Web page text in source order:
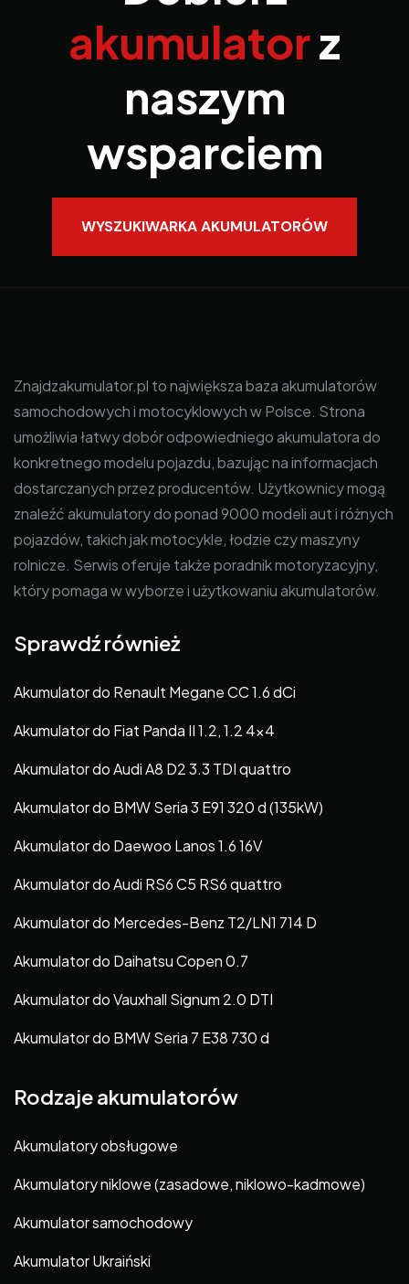
akumulatorz
naszym
wsparciem
WYSZUKIWARKA AKUMULATORÓW
Znajdzakumulator.pl to największa baza akumulatorów
samochodowych i motocyklowych w Polsce. Strona
umożliwia łatwy dobór odpowiedniego akumulatora do
konkretnego modelu pojazdu, bazując na informacjach
dostarczanych przez producentów. Użytkownicy mogą
znaleźć akumulatory do ponad 9000 modeli aut i różnych
pojazdów, takich jak motocykle, łodzie czy maszyny
rolnicze. Serwis oferuje także poradnik motoryzacyjny,
który pomaga w wyborze i użytkowaniu akumulatorów.
Sprawdź również
Akumulator do Renault Megane CC 1.6 dCi
Akumulator do Fiat Panda II 1.2, 1.2 4×4
Akumulator do Audi A8 D2 3.3 TDI quattro
Akumulator do BMW Seria 3 E91 320 d (135kW)
Akumulator do Daewoo Lanos 1.6 16V
Akumulator do Audi RS6 C5 RS6 quattro
Akumulator do Mercedes-Benz T2/LN1 714 D
Akumulator do Daihatsu Copen 0.7
Akumulator do Vauxhall Signum 2.0 DTI
Akumulator do BMW Seria 7 E38 730 d
Rodzaje akumulatorów
Akumulatory obsługowe
Akumulatory niklowe (zasadowe, niklowo-kadmowe)
Akumulator samochodowy
Akumulator Ukraiński